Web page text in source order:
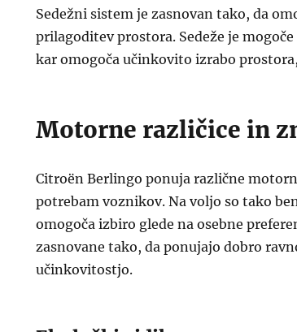
Sedežni sistem je zasnovan tako, da
prilagoditev prostora. Sedeže je
kar omogoča učinkovito izrabo
Motorne različice in
Citroën Berlingo ponuja različne
potrebam voznikov. Na voljo so tako
omogoča izbiro glede na osebne
zasnovane tako, da ponujajo dobro
učinkovitostjo.